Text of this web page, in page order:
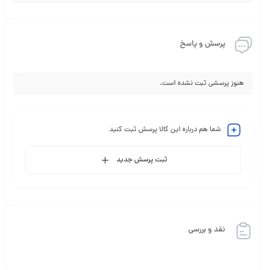
پرسش و پاسخ
هنوز پرسشی ثبت نشده است.
شما هم درباره این کالا پرسش ثبت کنید
ثبت پرسش جدید
نقد و بررسی